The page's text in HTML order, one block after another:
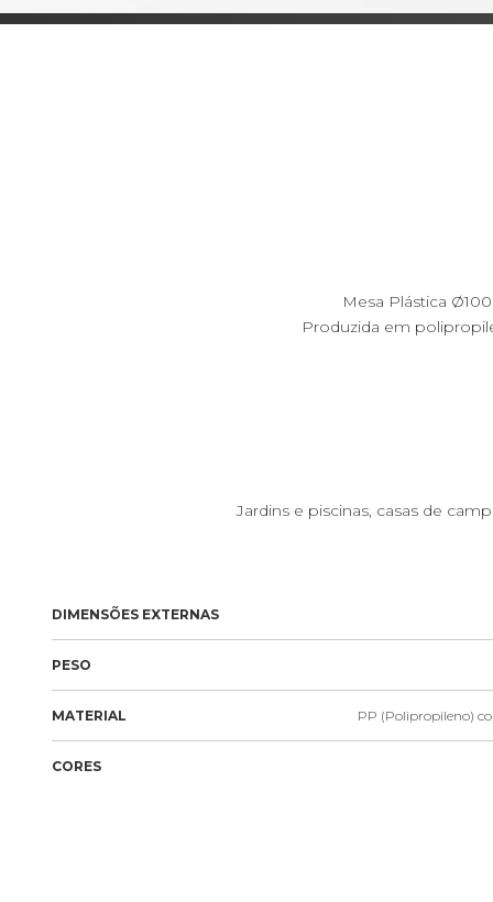
Mesa Plástica
Produzida em
Jardins e piscinas, casas de
DIMENSÕES EXTERNAS
PESO
MATERIAL PP (Polipropileno)
CORES